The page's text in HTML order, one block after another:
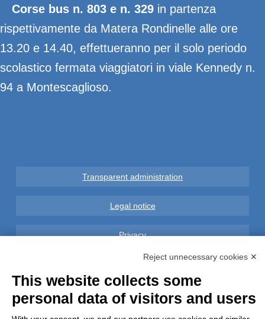
Corse bus n. 803 e n. 329 in partenza
rispettivamente da Matera Rondinelle alle ore
13.20 e 14.40, effettueranno per il solo periodo
scolastico fermata viaggiatori in viale Kennedy n.
94 a Montescaglioso.
Transparent administration
Legal notice
Privacy
GDPR Compliance (679/2016)
Complaints
Reject unnecessary cookies ✕
This website collects some
personal data of visitors and users